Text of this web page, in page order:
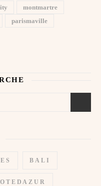
montmartre
parismaville
BALI